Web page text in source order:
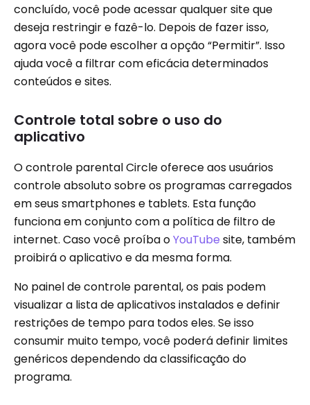
concluído, você pode acessar qualquer site que
deseja restringir e fazê-lo. Depois de fazer isso,
agora você pode escolher a opção “Permitir”. Isso
ajuda você a filtrar com eficácia determinados
conteúdos e sites.
Controle total sobre o uso do
aplicativo
O controle parental Circle oferece aos usuários
controle absoluto sobre os programas carregados
em seus smartphones e tablets. Esta função
funciona em conjunto com a política de filtro de
internet. Caso você proíba oYouTube site, também
proibirá o aplicativo e da mesma forma.
No painel de controle parental, os pais podem
visualizar a lista de aplicativos instalados e definir
restrições de tempo para todos eles. Se isso
consumir muito tempo, você poderá definir limites
genéricos dependendo da classificação do
programa.